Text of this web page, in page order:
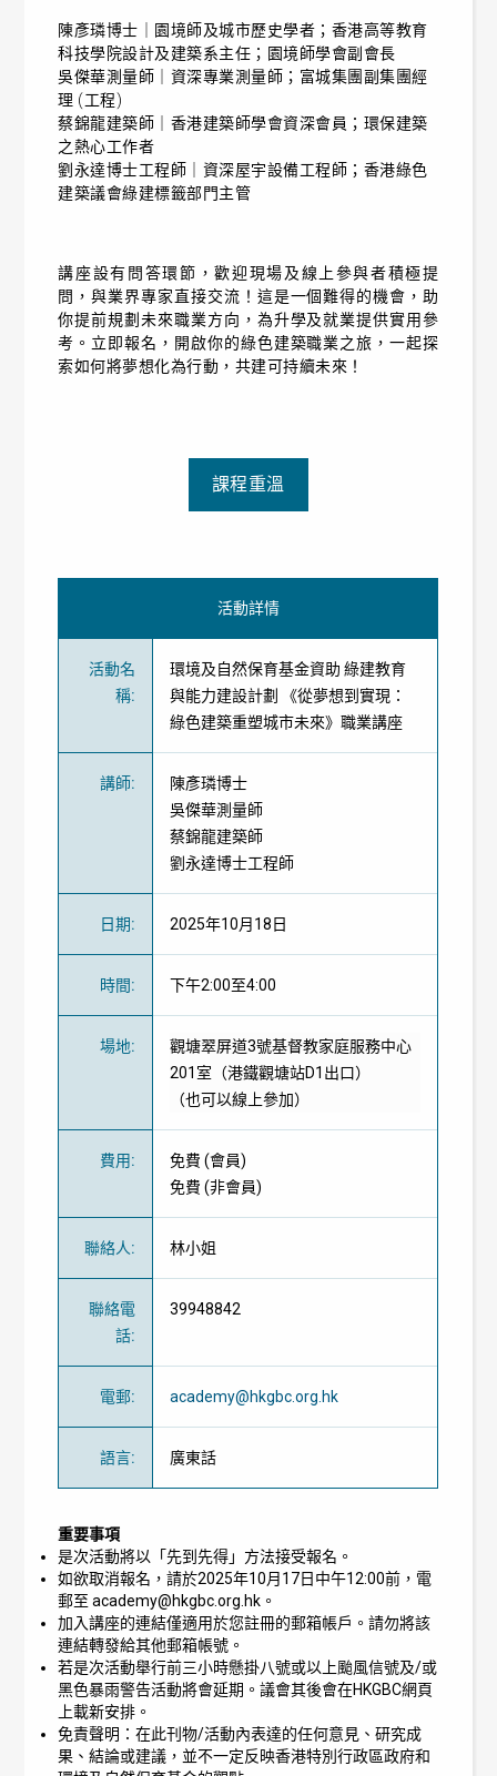
陳彥璘博士｜園境師及城市歷史學者；香港高等教育
科技學院設計及建築系主任；園境師學會副會長
吳傑華測量師｜資深專業測量師；富城集團副集團經
理 (工程)
蔡錦龍建築師｜香港建築師學會資深會員；環保建築
之熱心工作者
劉永達博士工程師｜資深屋宇設備工程師；香港綠色
建築議會綠建標籤部門主管
講座設有 問答環節，歡迎現場及線上參與者積極提
問，與業界專家直接交流！這是一個難得的機會，助
你提前規劃未來職業方向，為升學及就業提供實用參
考。立即報名，開啟你的綠色建築職業之旅，一起探
索如何將夢想化為行動，共建可持續未來！
課程重溫
活動詳情
活動名
稱:
環境及自然保育基金資助 綠建教育
與能力建設計劃 《從夢想到實現：
綠色建築重塑城市未來》職業講座
講師:
陳彥璘博士
吳傑華測量師
蔡錦龍建築師
劉永達博士工程師
日期: 2025年10月18日
時間: 下午2:00至4:00
場地:
觀塘翠屏道3號基督教家庭服務中心
201室（港鐵觀塘站D1出口）
（也可以線上參加）
費用: 免費 (會員)
免費 (非會員)
聯絡人: 林小姐
聯絡電
話:
39948842
電郵: academy@hkgbc.org.hk
語言: 廣東話
重要事項
是次活動將以「先到先得」方法接受報名。
如欲取消報名，請於2025年10月17日中午12:00前，電
郵至academy@hkgbc.org.hk 。
加入講座的連結僅適用於您註冊的郵箱帳戶。請勿將該
連結轉發給其他郵箱帳號。
若是次活動舉行前三小時懸掛八號或以上颱風信號及/或
黑色暴雨警告活動將會延期。議會其後會在HKGBC網頁
上載新安排。
免責聲明：在此刊物/活動內表達的任何意見、研究成
果、結論或建議，並不一定反映香港特別行政區政府和